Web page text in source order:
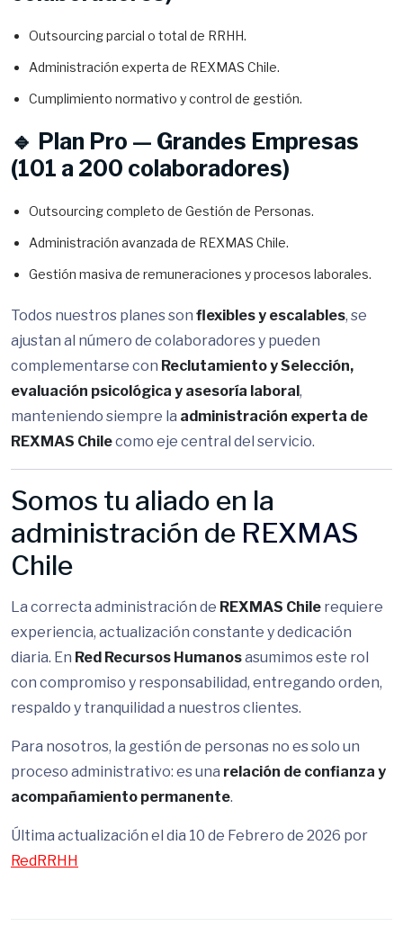
Outsourcing parcial o total de RRHH.
Administración experta de REXMAS Chile.
Cumplimiento normativo y control de gestión.
🔹 Plan Pro — Grandes Empresas
(101 a 200 colaboradores)
Outsourcing completo de Gestión de Personas.
Administración avanzada de REXMAS Chile.
Gestión masiva de remuneraciones y procesos laborales.
Todos nuestros planes son flexibles y escalables, se
ajustan al número de colaboradores y pueden
complementarse con Reclutamiento y Selección,
evaluación psicológica y asesoría laboral,
manteniendo siempre la administración experta de
REXMAS Chilecomo eje central del servicio.
Somos tu aliado en la
administración de REXMAS
Chile
La correcta administración de REXMAS Chile requiere
experiencia, actualización constante y dedicación
diaria. En Red Recursos Humanosasumimos este rol
con compromiso y responsabilidad, entregando orden,
respaldo y tranquilidad a nuestros clientes.
Para nosotros, la gestión de personas no es solo un
proceso administrativo: es una relación de confianza y
acompañamiento permanente.
Última actualización el dia 10 de Febrero de 2026 por
RedRRHH